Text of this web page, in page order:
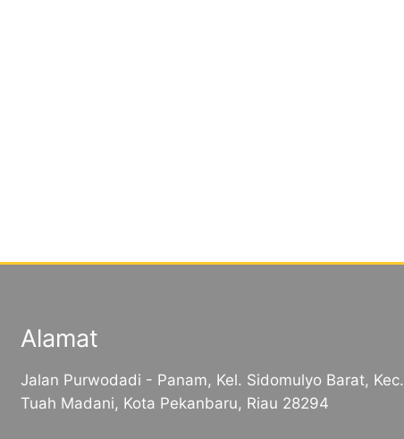
Alamat
Jalan Purwodadi - Panam, Kel. Sidomulyo Barat, Kec.
Tuah Madani, Kota Pekanbaru, Riau 28294